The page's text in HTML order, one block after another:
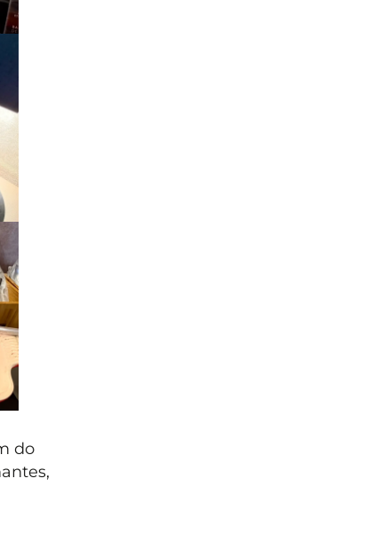
do